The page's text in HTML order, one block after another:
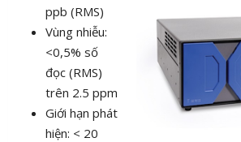
ppb (RMS)
Vùng nhiễu:
<0,5% số
đọc (RMS)
trên 2.5 ppm
Giới hạn phát
hiện: < 20